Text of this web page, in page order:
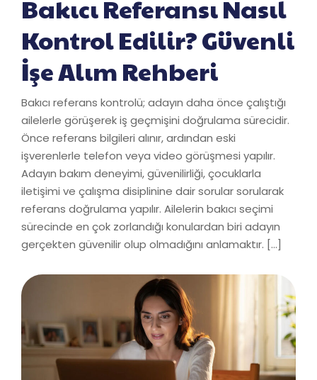
Bakıcı Referansı Nasıl
Kontrol Edilir? Güvenli
İşe Alım Rehberi
Bakıcı referans kontrolü; adayın daha önce çalıştığı
ailelerle görüşerek iş geçmişini doğrulama sürecidir.
Önce referans bilgileri alınır, ardından eski
işverenlerle telefon veya video görüşmesi yapılır.
Adayın bakım deneyimi, güvenilirliği, çocuklarla
iletişimi ve çalışma disiplinine dair sorular sorularak
referans doğrulama yapılır. Ailelerin bakıcı seçimi
sürecinde en çok zorlandığı konulardan biri adayın
gerçekten güvenilir olup olmadığını anlamaktır. […]